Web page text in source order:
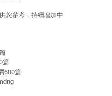
您參考，持續增加中
篇
600篇